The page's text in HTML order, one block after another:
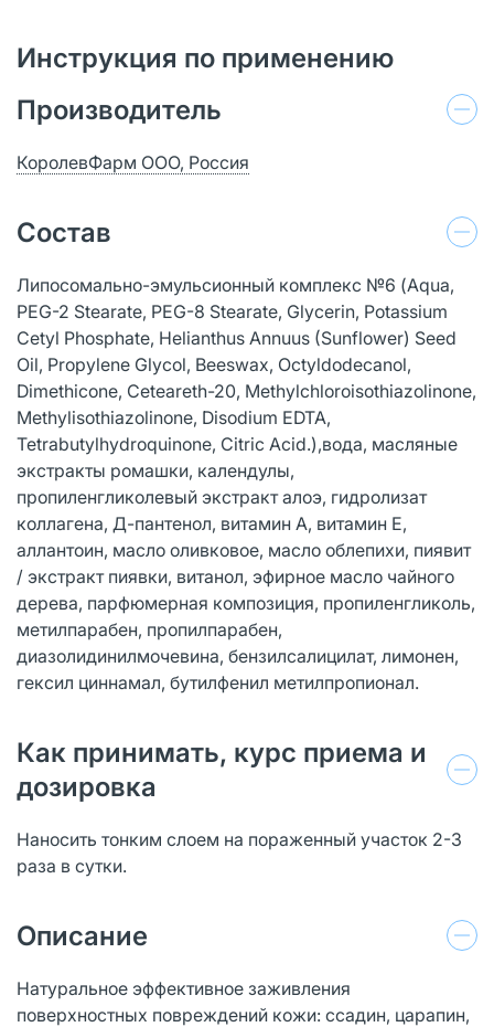
Инструкция по применению
Производитель
КоролевФарм ООО, Россия
Состав
Липосомально-эмульсионный комплекс №6 (Aqua,
PEG-2 Stearate, PEG-8 Stearate, Glycerin, Potassium
Cetyl Phosphate, Helianthus Annuus (Sunflower) Seed
Oil, Propylene Glycol, Beeswax, Octyldodecanol,
Dimethicone, Ceteareth-20, Methylchloroisothiazolinone,
Methylisothiazolinone, Disodium EDTA,
Tetrabutylhydroquinone, Citric Acid.),вода, масляные
экстракты ромашки, календулы,
пропиленгликолевый экстракт алоэ, гидролизат
коллагена, Д-пантенол, витамин А, витамин Е,
аллантоин, масло оливковое, масло облепихи, пиявит
/ экстракт пиявки, витанол, эфирное масло чайного
дерева, парфюмерная композиция, пропиленгликоль,
метилпарабен, пропилпарабен,
диазолидинилмочевина, бензилсалицилат, лимонен,
гексил циннамал, бутилфенил метилпропионал.
Как принимать, курс приема и
дозировка
Наносить тонким слоем на пораженный участок 2-3
раза в сутки.
Описание
Натуральное эффективное заживления
поверхностных повреждений кожи: ссадин, царапин,